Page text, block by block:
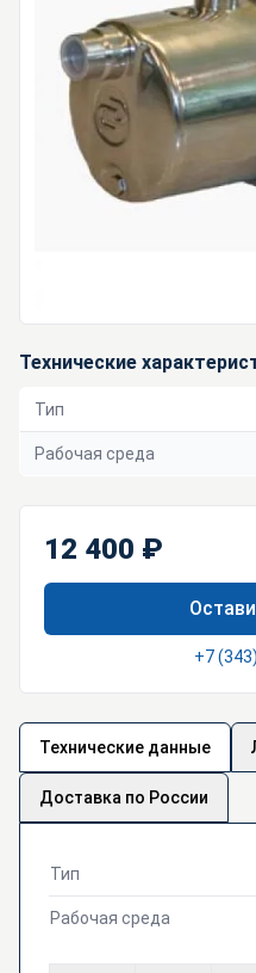
Технические
Тип
Рабочая среда
12 400 ₽
+7
Технические данные
Доставка по России
Тип
Рабочая среда